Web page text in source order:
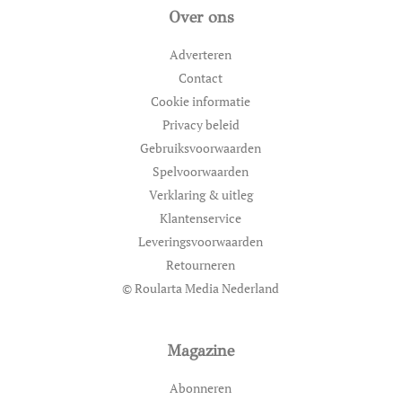
Over ons
Adverteren
Contact
Cookie informatie
Privacy beleid
Gebruiksvoorwaarden
Spelvoorwaarden
Verklaring & uitleg
Klantenservice
Leveringsvoorwaarden
Retourneren
© Roularta Media Nederland
Magazine
Abonneren